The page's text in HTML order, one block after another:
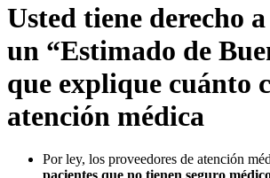
Usted tiene derecho
un “Estimado de
que explique cuánto
atención médica
Por ley, los proveedores de atención
pacientes que no tienen seguro